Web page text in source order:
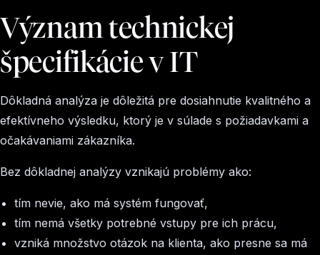
Význam technickej
špecifikácie v IT
Dôkladná analýza je dôležitá pre dosiahnutie kvalitného a
efektívneho výsledku, ktorý je v súlade s požiadavkami a
očakávaniami zákazníka.
Bez dôkladnej analýzy vznikajú problémy ako:
tím nevie, ako má systém fungovať,
tím nemá všetky potrebné vstupy pre ich prácu,
vzniká množstvo otázok na klienta, ako presne sa má